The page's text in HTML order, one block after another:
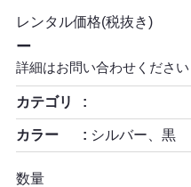
レンタル価格(税抜き)
ー
詳細はお問い合わせください
カテゴリ
カラー シルバー、黒
数量